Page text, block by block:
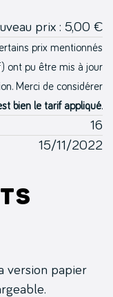
prix : 5,00 €
prix mentionnés
ont pu être mis à jour
Merci de considérer
bien le tarif appliqué.
16
15/11/2022
version papier